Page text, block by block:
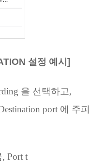
설정 예시]
을 선택하고,
port 에 주피
Port t